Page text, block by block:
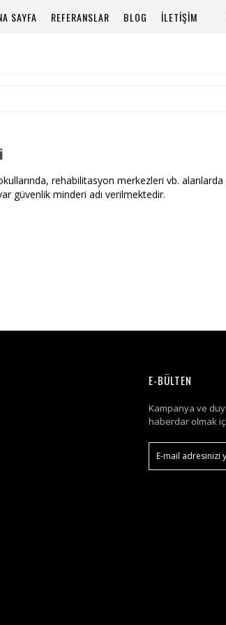
SAYFA REFERANSLAR BLOG İLETİŞİM
rehabilitasyon merkezleri vb.
güvenlik minderi adı verilmektedir.
E-BÜLTEN
Kampanya ve
haberdar olmak